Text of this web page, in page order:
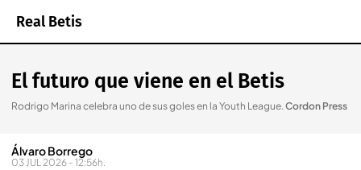
Real Betis
El futuro que viene en el Betis
Rodrigo Marina celebra uno de sus goles en la Youth League.Cordon Press
Álvaro Borrego
03 JUL 2026 - 12:56h.